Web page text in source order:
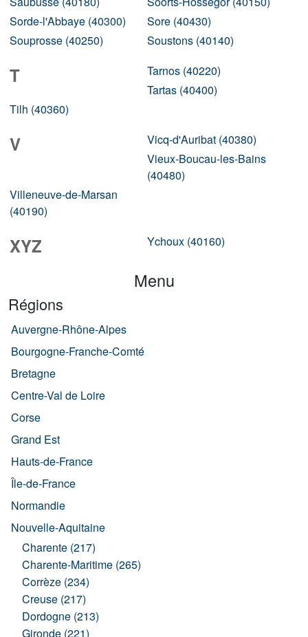
Sorde-l'Abbaye (40300)
Sore (40430)
Souprosse (40250)
Soustons (40140)
T
Tarnos (40220)
Tartas (40400)
Tilh (40360)
V
Vicq-d'Auribat (40380)
Vieux-Boucau-les-Bains
(40480)
Villeneuve-de-Marsan
(40190)
XYZ Ychoux (40160)
Menu
Régions
Auvergne-Rhône-Alpes
Bourgogne-Franche-Comté
Bretagne
Centre-Val de Loire
Corse
Grand Est
Hauts-de-France
Île-de-France
Normandie
Nouvelle-Aquitaine
Charente (217)
Charente-Maritime (265)
Corrèze (234)
Creuse (217)
Dordogne (213)
Gironde (221)